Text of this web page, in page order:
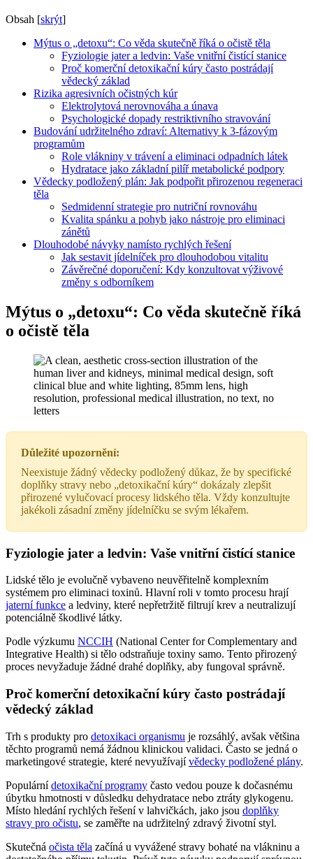
Obsah [skrýt]
Mýtus o „detoxu“: Co věda skutečně říká o očistě těla
Fyziologie jater a ledvin: Vaše vnitřní čistící stanice
Proč komerční detoxikační kúry často postrádají
vědecký základ
Rizika agresivních očistných kúr
Elektrolytová nerovnováha a únava
Psychologické dopady restriktivního stravování
Budování udržitelného zdraví: Alternativy k 3-fázovým
programům
Role vlákniny v trávení a eliminaci odpadních látek
Hydratace jako základní pilíř metabolické podpory
Vědecky podložený plán: Jak podpořit přirozenou regeneraci
těla
Sedmidenní strategie pro nutriční rovnováhu
Kvalita spánku a pohyb jako nástroje pro eliminaci
zánětů
Dlouhodobé návyky namísto rychlých řešení
Jak sestavit jídelníček pro dlouhodobou vitalitu
Závěrečné doporučení: Kdy konzultovat výživové
změny s odborníkem
Mýtus o „detoxu“: Co věda skutečně říká
o očistě těla
Důležité upozornění:
Neexistuje žádný vědecky podložený důkaz, že by specifické
doplňky stravy nebo „detoxikační kúry“ dokázaly zlepšit
přirozené vylučovací procesy lidského těla. Vždy konzultujte
jakékoli zásadní změny jídelníčku se svým lékařem.
Fyziologie jater a ledvin: Vaše vnitřní čistící stanice
Lidské tělo je evolučně vybaveno neuvěřitelně komplexním
systémem pro eliminaci toxinů. Hlavní roli v tomto procesu hrají
jaterní funkce a ledviny, které nepřetržitě filtrují krev a neutralizují
potenciálně škodlivé látky.
Podle výzkumu NCCIH (National Center for Complementary and
Integrative Health) si tělo odstraňuje toxiny samo. Tento přirozený
proces nevyžaduje žádné drahé doplňky, aby fungoval správně.
Proč komerční detoxikační kúry často postrádají
vědecký základ
Trh s produkty pro detoxikaci organismu je rozsáhlý, avšak většina
těchto programů nemá žádnou klinickou validaci. Často se jedná o
marketingové strategie, které nevyužívajívědecky podložené plány.
Populárnídetoxikační programy často vedou pouze k dočasnému
úbytku hmotnosti v důsledku dehydratace nebo ztráty glykogenu.
Místo hledání rychlých řešení v lahvičkách, jako jsou doplňky
stravy pro očistu, se zaměřte na udržitelný zdravý životní styl.
Skutečná očista těla začíná u vyvážené stravy bohaté na vlákninu a